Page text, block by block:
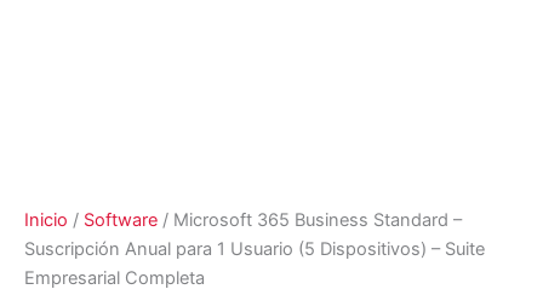
Inicio / Software / Microsoft 365 Business Standard –
Suscripción Anual para 1 Usuario (5 Dispositivos) – Suite
Empresarial Completa